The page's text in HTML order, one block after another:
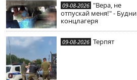
09-08-2026 "Вера, не
отпускай меня!" - Будни
концлагеря
09-08-2026 Терпят